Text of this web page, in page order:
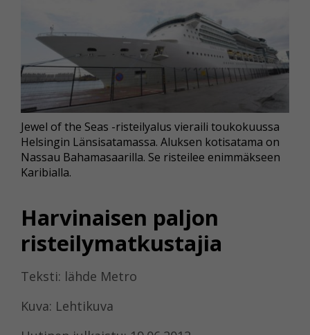
Harvinaisen paljon
risteilymatkustajia
Teksti: lähde Metro
Kuva: Lehtikuva
Jewel of the Seas -risteilyalus vieraili toukokuussa
Helsingin Länsisatamassa. Aluksen kotisatama on
Nassau Bahamasaarilla. Se risteilee enimmäkseen
Karibialla.